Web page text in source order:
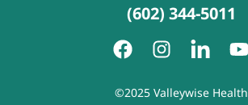
(602) 344-5011
©2025 Valleywise Health